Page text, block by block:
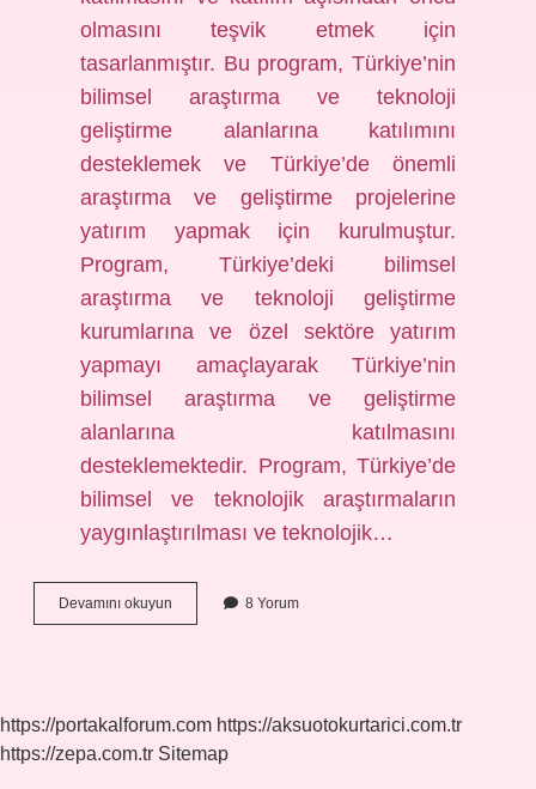
olmasını teşvik etmek için
tasarlanmıştır. Bu program, Türkiye’nin
bilimsel araştırma ve teknoloji
geliştirme alanlarına katılımını
desteklemek ve Türkiye’de önemli
araştırma ve geliştirme projelerine
yatırım yapmak için kurulmuştur.
Program, Türkiye’deki bilimsel
araştırma ve teknoloji geliştirme
kurumlarına ve özel sektöre yatırım
yapmayı amaçlayarak Türkiye’nin
bilimsel araştırma ve geliştirme
alanlarına katılmasını
desteklemektedir. Program, Türkiye’de
bilimsel ve teknolojik araştırmaların
yaygınlaştırılması ve teknolojik…
Devamını okuyun
a
8 Yorum
https://portakalforum.com https://aksuotokurtarici.com.tr
https://zepa.com.tr Sitemap